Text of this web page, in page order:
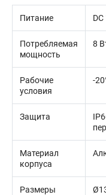
Питание
Потребляемая
мощность
8
Рабочие
условия
-
Защита
Материал
корпуса
Размеры